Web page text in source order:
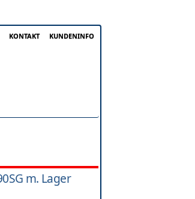
KONTAKT KUNDENINFO
m. Lager